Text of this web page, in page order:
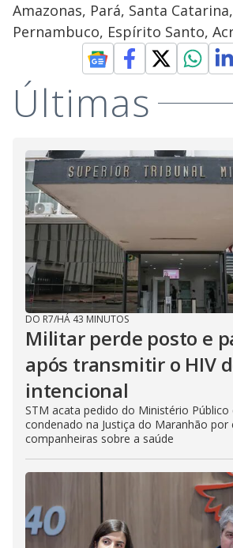
Amazonas, Pará, Santa
Pernambuco, Espírito Santo,
Últimas
DO R7/HÁ 43 MINUTOS
Militar perde posto e
após transmitir o HIV
intencional
STM acata pedido do Ministério Público
condenado na Justiça do Maranhão por
companheiras sobre a saúde